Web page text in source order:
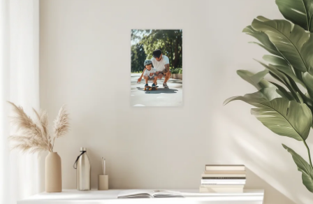
4,8 (basierend auf +15.000 Bewertungen)
Unsere Geschenke begeistern. Kunden bewerten uns mit
4,8 bei Google Reviews (Gesamtergebnis aller Länder, in
+49 39292 929695
Montag - Freitag : 8:30 - 17:00 Uhr
Samstag - Sonntag : 8:30 - 13:00 Uhr